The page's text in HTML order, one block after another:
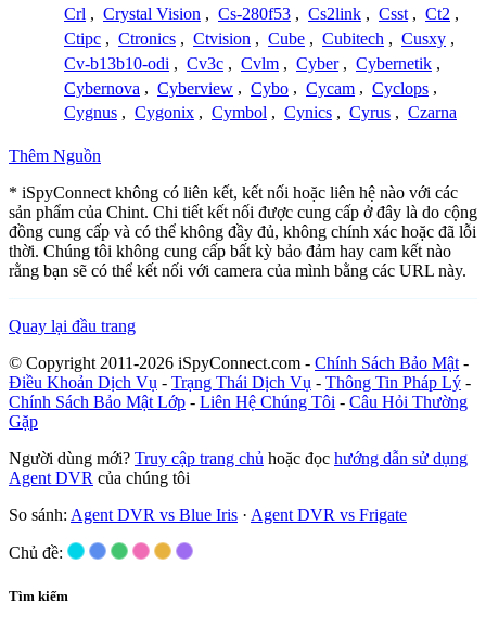
Crl , Crystal Vision , Cs-280f53 , Cs2link , Csst , Ct2 ,
Ctipc , Ctronics , Ctvision , Cube , Cubitech , Cusxy ,
Cv-b13b10-odi , Cv3c , Cvlm , Cyber , Cybernetik ,
Cybernova , Cyberview , Cybo , Cycam , Cyclops ,
Cygnus , Cygonix , Cymbol , Cynics , Cyrus , Czarna
Thêm Nguồn
* iSpyConnect không có liên kết, kết nối hoặc liên hệ nào với các
sản phẩm của Chint. Chi tiết kết nối được cung cấp ở đây là do cộng
đồng cung cấp và có thể không đầy đủ, không chính xác hoặc đã lỗi
thời. Chúng tôi không cung cấp bất kỳ bảo đảm hay cam kết nào
rằng bạn sẽ có thể kết nối với camera của mình bằng các URL này.
Quay lại đầu trang
© Copyright 2011-2026 iSpyConnect.com - Chính Sách Bảo Mật -
Điều Khoản Dịch Vụ - Trạng Thái Dịch Vụ - Thông Tin Pháp Lý -
Chính Sách Bảo Mật Lớp - Liên Hệ Chúng Tôi - Câu Hỏi Thường
Gặp
Người dùng mới? Truy cập trang chủ hoặc đọc hướng dẫn sử dụng
Agent DVR của chúng tôi
So sánh: Agent DVR vs Blue Iris · Agent DVR vs Frigate
Chủ đề:
Tìm kiếm